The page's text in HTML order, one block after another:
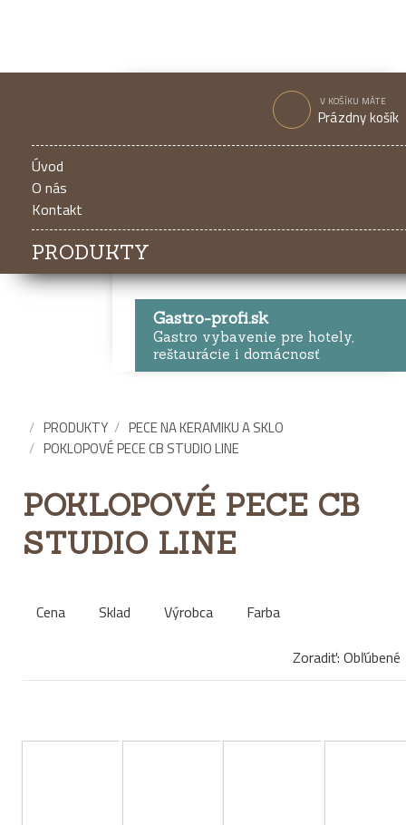
Gastro-profi.sk
Gastro vybavenie pre hotely,
reštaurácie i domácnosť
V KOŠÍKU MÁTE
Prázdny košík
Úvod
O nás
Kontakt
PRODUKTY
PRODUKTY
PECE NA KERAMIKU A SKLO
POKLOPOVÉ PECE CB STUDIO LINE
POKLOPOVÉ PECE CB
STUDIO LINE
Cena Sklad Výrobca Farba
Zoradiť: Obľúbené